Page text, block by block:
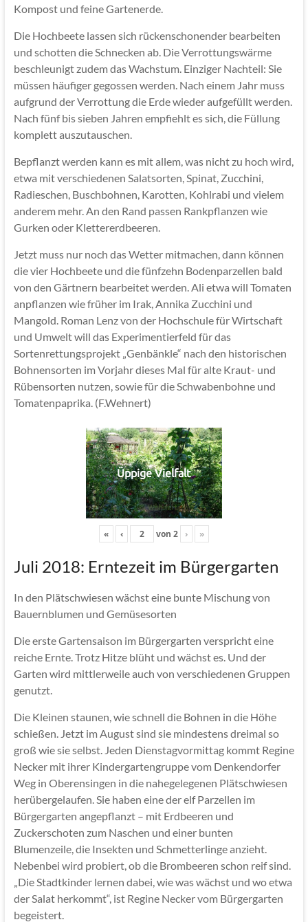
Kompost und feine Gartenerde.
Die Hochbeete lassen sich rückenschonender bearbeiten
und schotten die Schnecken ab. Die Verrottungswärme
beschleunigt zudem das Wachstum. Einziger Nachteil: Sie
müssen häufiger gegossen werden. Nach einem Jahr muss
aufgrund der Verrottung die Erde wieder aufgefüllt werden.
Nach fünf bis sieben Jahren empfiehlt es sich, die Füllung
komplett auszutauschen.
Bepflanzt werden kann es mit allem, was nicht zu hoch wird,
etwa mit verschiedenen Salatsorten, Spinat, Zucchini,
Radieschen, Buschbohnen, Karotten, Kohlrabi und vielem
anderem mehr. An den Rand passen Rankpflanzen wie
Gurken oder Klettererdbeeren.
Jetzt muss nur noch das Wetter mitmachen, dann können
die vier Hochbeete und die fünfzehn Bodenparzellen bald
von den Gärtnern bearbeitet werden. Ali etwa will Tomaten
anpflanzen wie früher im Irak, Annika Zucchini und
Mangold. Roman Lenz von der Hochschule für Wirtschaft
und Umwelt will das Experimentierfeld für das
Sortenrettungsprojekt „Genbänkle“ nach den historischen
Bohnensorten im Vorjahr dieses Mal für alte Kraut- und
Rübensorten nutzen, sowie für die Schwabenbohne und
Tomatenpaprika. (F.Wehnert)
Üppige Vielfalt
« ‹ von 2 › »
Juli 2018: Erntezeit im Bürgergarten
In den Plätschwiesen wächst eine bunte Mischung von
Bauernblumen und Gemüsesorten
Die erste Gartensaison im Bürgergarten verspricht eine
reiche Ernte. Trotz Hitze blüht und wächst es. Und der
Garten wird mittlerweile auch von verschiedenen Gruppen
genutzt.
Die Kleinen staunen, wie schnell die Bohnen in die Höhe
schießen. Jetzt im August sind sie mindestens dreimal so
groß wie sie selbst. Jeden Dienstagvormittag kommt Regine
Necker mit ihrer Kindergartengruppe vom Denkendorfer
Weg in Oberensingen in die nahegelegenen Plätschwiesen
herübergelaufen. Sie haben eine der elf Parzellen im
Bürgergarten angepflanzt – mit Erdbeeren und
Zuckerschoten zum Naschen und einer bunten
Blumenzeile, die Insekten und Schmetterlinge anzieht.
Nebenbei wird probiert, ob die Brombeeren schon reif sind.
„Die Stadtkinder lernen dabei, wie was wächst und wo etwa
der Salat herkommt“, ist Regine Necker vom Bürgergarten
begeistert.